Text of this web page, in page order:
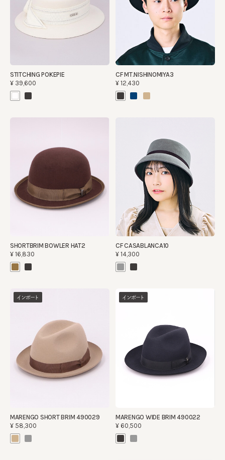
STITCHING POKEPIE
¥39,600
CF MT.NISHINOMIYA3
¥12,430
SHORTBRIM BOWLER HAT2
¥16,830
CF CASABLANCA10
¥14,300
インポート
MARENGO SHORT BRIM 490029
¥58,300
インポート
MARENGO WIDE BRIM 490022
¥60,500